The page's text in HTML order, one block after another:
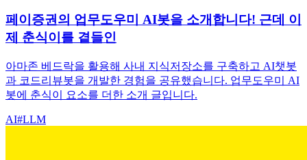
페이증권의 업무도우미 AI봇을 소개합니다! 근데 이
제 춘식이를 곁들인
아마존 베드락을 활용해 사내 지식저장소를 구축하고 AI챗봇
과 코드리뷰봇을 개발한 경험을 공유했습니다. 업무도우미 AI
봇에 춘식이 요소를 더한 소개 글입니다.
AI#LLM